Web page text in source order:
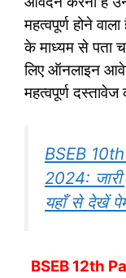
महत्वपूर्ण होने
के माध्यम से पता
लिए ऑनलाइन
महत्वपूर्ण
BSEB
2024:
यहाँ से देखें
BSEB 12th